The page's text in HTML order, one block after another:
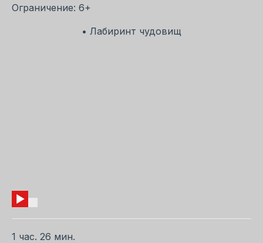
Ограничение: 6+
• Лабиринт чудовищ
1 час. 26 мин.